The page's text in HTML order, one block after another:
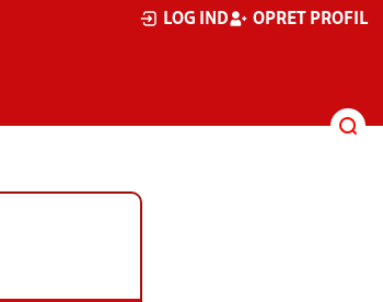
LOG IND OPRET PROFIL